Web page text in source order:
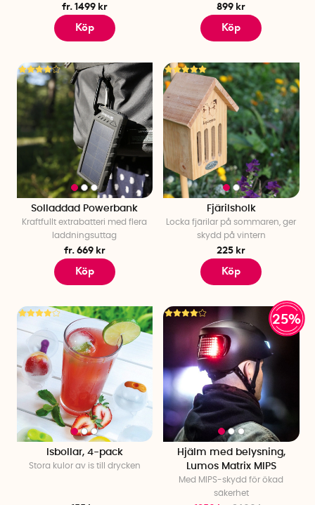
fr. 1499 kr
Köp
899 kr
Köp
Solladdad Powerbank
Kraftfullt extrabatteri med flera
laddningsuttag
fr. 669 kr
Köp
Fjärilsholk
Locka fjärilar på sommaren, ger
skydd på vintern
225 kr
Köp
Isbollar, 4-pack
Stora kulor av is till drycken
25%
Hjälm med belysning,
Lumos Matrix MIPS
Med MIPS-skydd för ökad
säkerhet